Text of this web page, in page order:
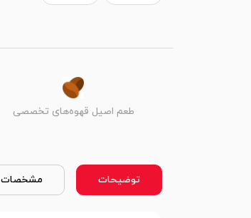
طعم اصیل قهوه‌های تخصصی
توضیحات مشخصات